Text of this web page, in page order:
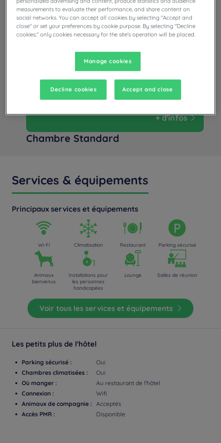
Chambre Standard
+ d'infos
Services & équipements
Principaux services et équipements
Wi-Fi Climatisation Restaurant Parking sécurisé
Animaux
bienvenus
Installations pour
les personnes
handicapées
Lounge Salles de réunion
Voir tous les services et équipements
Les petits plus de l'hôtel
Parking sécurisé :
Oui
Chambres climatisées :
Oui
Où manger :
Au restaurant de l'hôtel
Connexion :
Wifi
Animaux de compagnie : Acceptés
Accès PMR :
Disponible
measurements to evaluate their performance, and share content on
social networks. You can accept all cookies by selecting "Accept and
close" or set your preferences by cookie purpose. By selecting "Decline
cookies," only cookies necessary for the site's operation will be placed.
Manage cookies
Decline cookies Accept and close